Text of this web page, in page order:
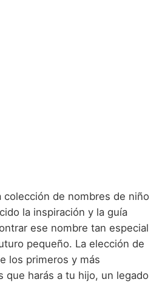
colección de nombres de niño
la inspiración y la guía
ese nombre tan especial
pequeño. La elección de
los primeros y más
que harás a tu hijo, un legado